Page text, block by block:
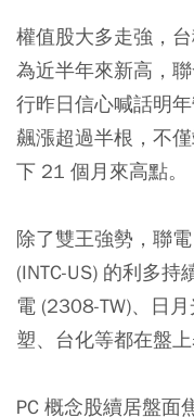
權值股大多走強，
為近半年來新高，
行昨日信心喊話明
飆漲超過半根，不
下 21 個月來高點。
除了雙王強勢，聯
(INTC-US) 的利多
電 (2308-TW)、日
塑、台化等都在盤
PC 概念股續居盤面